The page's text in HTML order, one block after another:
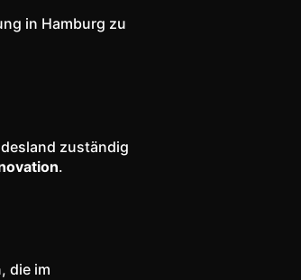
in Hamburg zu
zuständig
.
die im